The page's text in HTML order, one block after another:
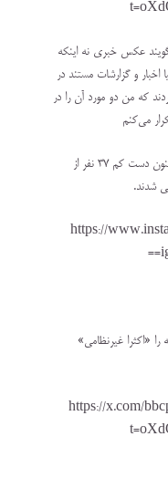
عکس خبری نه اینکه
و گزارشات مستند در
که من دو مورد آن را در
می‌کنم
یک‌گزارش بی بی سی می گوید در مجموع تا کنون دست کم ۳۷ نفر از
https://
«اکثرا غیرنظامی»
https://x.com/